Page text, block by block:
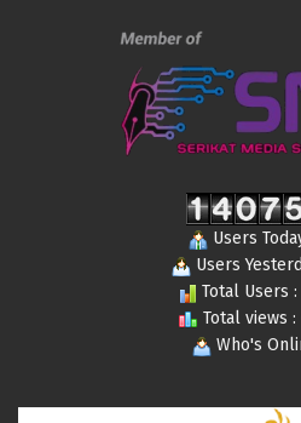
Users
Users
Total Users :
Total views :
Who's